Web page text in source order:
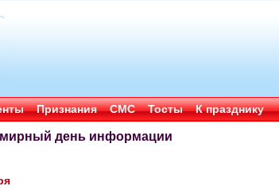
Признания СМС Тосты К празднику
день информации